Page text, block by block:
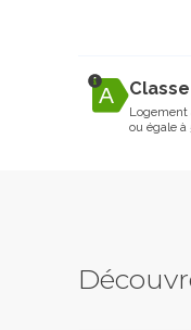
Logement
ou égale